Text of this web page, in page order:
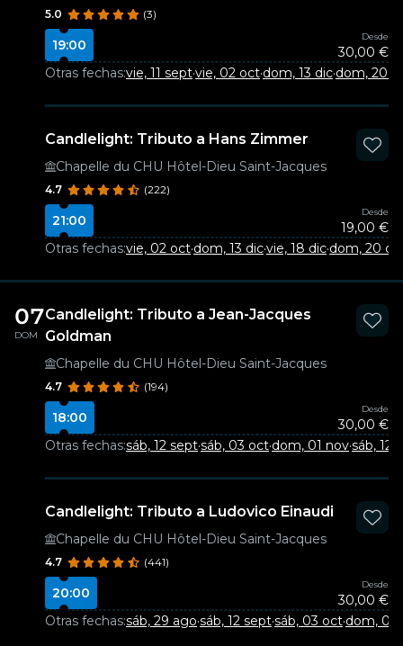
5.0 (3)
19:00
Desde
30,00 €
Otras fechas:vie, 11 sept·vie, 02 oct·dom, 13 dic·dom, 20
Candlelight: Tributo a Hans Zimmer
Chapelle du CHU Hôtel-Dieu Saint-Jacques
4.7 (222)
21:00
Desde
19,00 €
Otras fechas:vie, 02 oct·dom, 13 dic·vie, 18 dic·dom, 20 dic
07
DOM
Candlelight: Tributo a Jean-Jacques
Goldman
Chapelle du CHU Hôtel-Dieu Saint-Jacques
4.7 (194)
18:00
Desde
30,00 €
Otras fechas:sáb, 12 sept·sáb, 03 oct·dom, 01 nov·sáb, 12
Candlelight: Tributo a Ludovico Einaudi
Chapelle du CHU Hôtel-Dieu Saint-Jacques
4.7 (441)
20:00
Desde
30,00 €
Otras fechas:sáb, 29 ago·sáb, 12 sept·sáb, 03 oct·dom, 01